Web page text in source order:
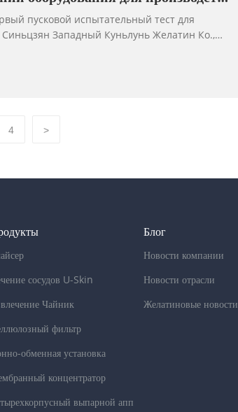
West Kunlun Gelatin Co., Ltd.
пусковой испытательный тест для
Западный Куньлунь Желатин Ко.,
4 >
сосудов U-Skin
Чайник
фильтр
обменная установка
концентратор
выпарной апп
Блог
Новости компании
Новости отрасли
Желатиновые новости